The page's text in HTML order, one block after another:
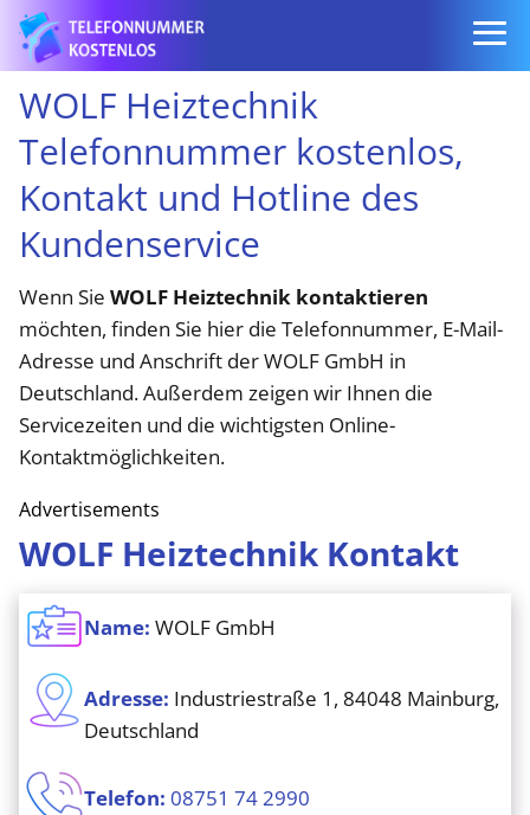
WOLF Heiztechnik
Telefonnummer kostenlos,
Kontakt und Hotline des
Kundenservice
Wenn Sie WOLF Heiztechnik kontaktieren
möchten, finden Sie hier die Telefonnummer, E-Mail-
Adresse und Anschrift der WOLF GmbH in
Deutschland. Außerdem zeigen wir Ihnen die
Servicezeiten und die wichtigsten Online-
Kontaktmöglichkeiten.
Advertisements
WOLF Heiztechnik Kontakt
Name: WOLF GmbH
Adresse: Industriestraße 1, 84048 Mainburg,
Deutschland
Telefon: 08751 74 2990